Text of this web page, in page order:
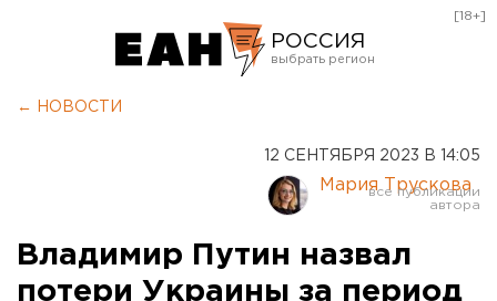
РОССИЯ
Курган
Оренбург
[18+]
← НОВОСТИ
12 СЕНТЯБРЯ 2023 В 14:05
Мария Трускова
Владимир Путин назвал
потери Украины за период